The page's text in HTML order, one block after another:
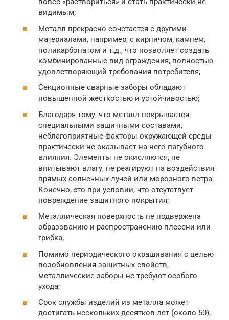
видимым;
Металл прекрасно сочетается с другими
материалами, например, с кирпичом, камнем,
поликарбонатом и т.д., что позволяет создать
комбинированные вид ограждения, полностью
удовлетворяющий требования потребителя;
Секционные сварные заборы обладают
повышенной жесткостью и устойчивостью;
Благодаря тому, что металл покрывается
специальными защитными составами,
неблагоприятные факторы окружающей среды
практически не оказывает на него пагубного
влияния. Элементы не окисляются, не
впитывают влагу, не реагируют на воздействия
прямых солнечных лучей или морозного ветра.
Конечно, это при условии, что отсутствует
повреждение защитного покрытия;
Металлическая поверхность не подвержена
образованию и распространению плесени или
грибка;
Помимо периодического окрашивания с целью
возобновления защитных свойств,
металлические заборы не требуют особого
ухода;
Срок службы изделий из металла может
достигать нескольких десятков лет (около 50);